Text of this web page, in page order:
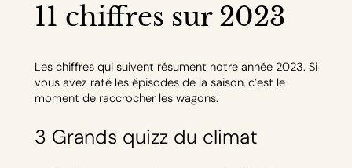
11 chiffres sur 2023
Les chiffres qui suivent résument notre année 2023. Si
vous avez raté les épisodes de la saison, c’est le
moment de raccrocher les wagons.
3 Grands quizz du climat